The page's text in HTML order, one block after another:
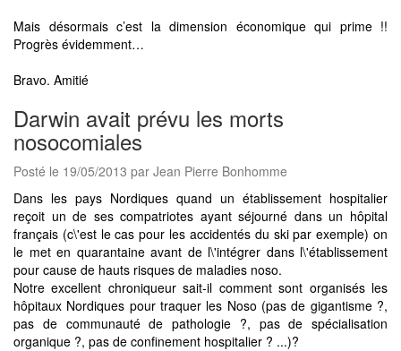
Mais désormais c’est la dimension économique qui prime !!
Progrès évidemment…
Bravo. Amitié
Darwin avait prévu les morts
nosocomiales
Posté le 19/05/2013 par Jean Pierre Bonhomme
Dans les pays Nordiques quand un établissement hospitalier
reçoit un de ses compatriotes ayant séjourné dans un hôpital
français (c\'est le cas pour les accidentés du ski par exemple) on
le met en quarantaine avant de l\'intégrer dans l\'établissement
pour cause de hauts risques de maladies noso.
Notre excellent chroniqueur sait-il comment sont organisés les
hôpitaux Nordiques pour traquer les Noso (pas de gigantisme ?,
pas de communauté de pathologie ?, pas de spécialisation
organique ?, pas de confinement hospitalier ? ...)?